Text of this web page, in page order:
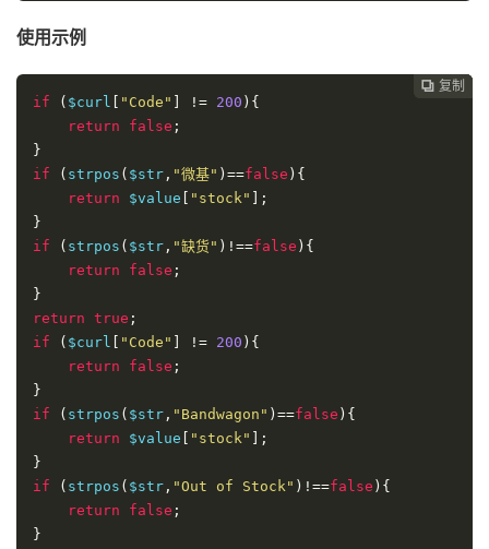
使用示例
 复制
 复制
 复制
 复制
if
( $curl "Code" != 200 ){
return
false ;
}
if
( strpos ( $str , "微基" )==false ){
return $value "stock"
];
}
if
( strpos ( $str , "缺货" )!==false ){
return
false ;
}
return true ;
if
( $curl "Code" != 200 ){
return
false ;
}
if
( strpos ( $str , "Bandwagon" )==false ){
return $value "stock"
];
}
if
( strpos ( $str , "Out of Stock" )!==false ){
return
false ;
}